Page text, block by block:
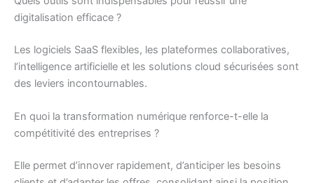
digitalisation efficace ?
Les logiciels SaaS flexibles, les plateformes collaboratives,
l’intelligence artificielle et les solutions cloud sécurisées sont
des leviers incontournables.
En quoi la transformation numérique renforce-t-elle la
compétitivité des entreprises ?
Elle permet d’innover rapidement, d’anticiper les besoins